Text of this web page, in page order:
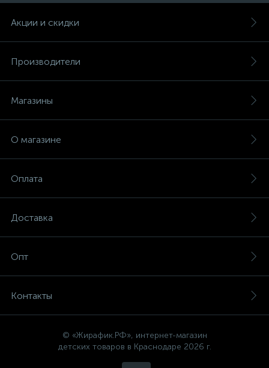
Акции и скидки
Производители
Магазины
О магазине
Оплата
Доставка
Опт
Контакты
© «Жирафик.РФ», интернет-магазин
детских товаров в Краснодаре 2026 г.